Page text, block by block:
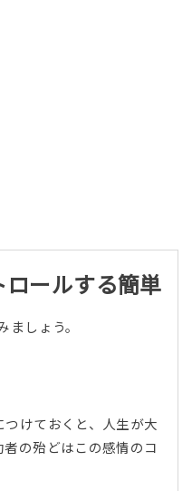
ロールする簡単
ましょう。
けておくと、人生が大
の殆どはこの感情のコ